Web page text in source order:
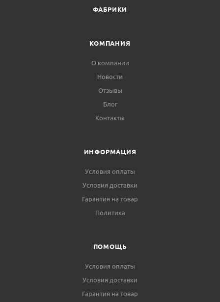
ФАБРИКИ
КОМПАНИЯ
О компании
Новости
Отзывы
Блог
Контакты
ИНФОРМАЦИЯ
Условия оплаты
Условия доставки
Гарантия на товар
Политика
ПОМОЩЬ
Условия оплаты
Условия доставки
Гарантия на товар